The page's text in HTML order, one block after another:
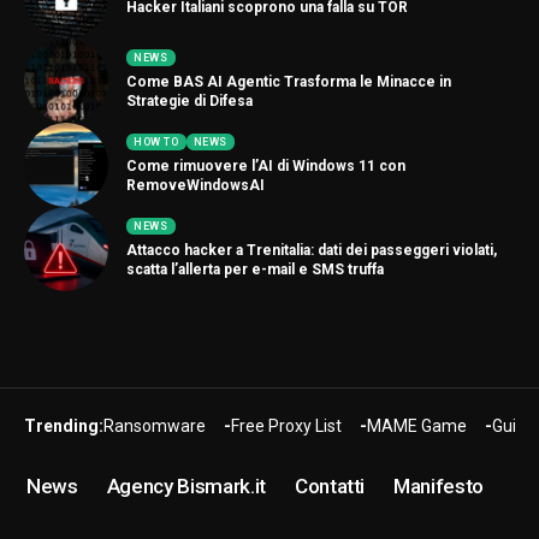
Hacker Italiani scoprono una falla su TOR
NEWS
Come BAS AI Agentic Trasforma le Minacce in
Strategie di Difesa
HOW TO NEWS
Come rimuovere l’AI di Windows 11 con
RemoveWindowsAI
NEWS
Attacco hacker a Trenitalia: dati dei passeggeri violati,
scatta l’allerta per e-mail e SMS truffa
Trending:Ransomware Free Proxy List MAME Game Guide
News Agency Bismark.it Contatti Manifesto